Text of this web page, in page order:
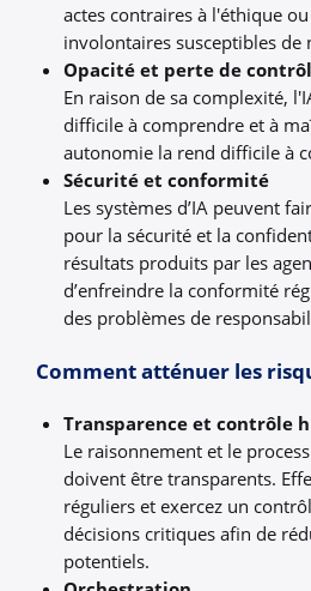
actes contraires à l'éthique
involontaires susceptibles de
Opacité et perte de
En raison de sa complexité,
difficile à comprendre et à
autonomie la rend difficile à
Sécurité et conformité
Les systèmes d’IA peuvent
pour la sécurité et la
résultats produits par les
d’enfreindre la conformité
des problèmes de
Comment atténuer les
Transparence et contrôle
Le raisonnement et le
doivent être transparents.
réguliers et exercez un
décisions critiques afin de
potentiels.